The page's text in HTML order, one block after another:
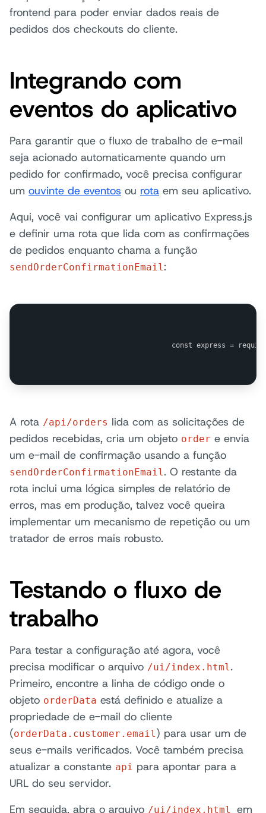
frontend para poder enviar dados reais de
pedidos dos checkouts do cliente.
Integrando com
eventos do aplicativo
Para garantir que o fluxo de trabalho de e-mail
seja acionado automaticamente quando um
pedido for confirmado, você precisa configurar
um ouvinte de eventos ou rota em seu aplicativo.
Aqui, você vai configurar um aplicativo Express.js
e definir uma rota que lida com as confirmações
de pedidos enquanto chama a função
sendOrderConfirmationEmail:
const express =
A rota /api/orders lida com as solicitações de
pedidos recebidas, cria um objeto order e envia
um e-mail de confirmação usando a função
sendOrderConfirmationEmail. O restante da
rota inclui uma lógica simples de relatório de
erros, mas em produção, talvez você queira
implementar um mecanismo de repetição ou um
tratador de erros mais robusto.
Testando o fluxo de
trabalho
Para testar a configuração até agora, você
precisa modificar o arquivo /ui/index.html.
Primeiro, encontre a linha de código onde o
objeto orderData está definido e atualize a
propriedade de e-mail do cliente
(orderData.customer.email) para usar um de
seus e-mails verificados. Você também precisa
atualizar a constante api para apontar para a
URL do seu servidor.
Em seguida, abra o arquivo /ui/index.html em